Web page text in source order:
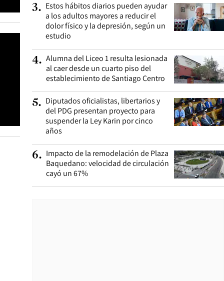
3. Estos hábitos diarios pueden ayudar
a los adultos mayores a reducir el
dolor físico y la depresión, según un
estudio
4. Alumna del Liceo 1 resulta lesionada
al caer desde un cuarto piso del
establecimiento de Santiago Centro
5. Diputados oficialistas, libertarios y
del PDG presentan proyecto para
suspender la Ley Karin por cinco
años
6. Impacto de la remodelación de Plaza
Baquedano: velocidad de circulación
cayó un 67%